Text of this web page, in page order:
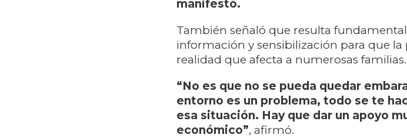
manifestó.
También señaló que resulta
información y sensibilización para que
realidad que afecta a numerosas familias.
“No es que no se pueda quedar
entorno es un problema, todo se te
esa situación. Hay que dar un apoyo
económico”, afirmó.